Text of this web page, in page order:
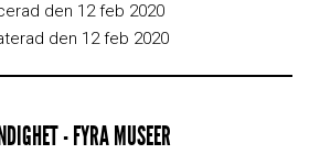
den 12 feb 2020
den 12 feb 2020
- FYRA MUSEER